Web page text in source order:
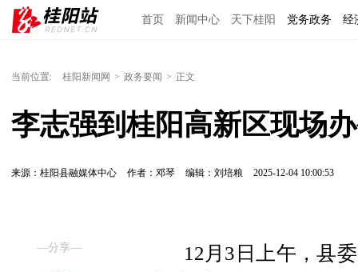
首页 新闻中心 天下桂阳 党务政务 经
当前位置: 桂阳新闻网 > 政务要闻 > 正文
李志强到桂阳高新区现场
来源：桂阳县融媒体中心 作者：邓琴 编辑：刘培粮 2025-12-04 10:00:53
—分享—
12月3日上午，县